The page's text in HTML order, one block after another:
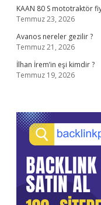
KAAN 80 S mototraktör
Temmuz 23, 2026
Avanos nereler gezilir ?
Temmuz 21, 2026
İlhan İrem’in eşi kimdir ?
Temmuz 19, 2026